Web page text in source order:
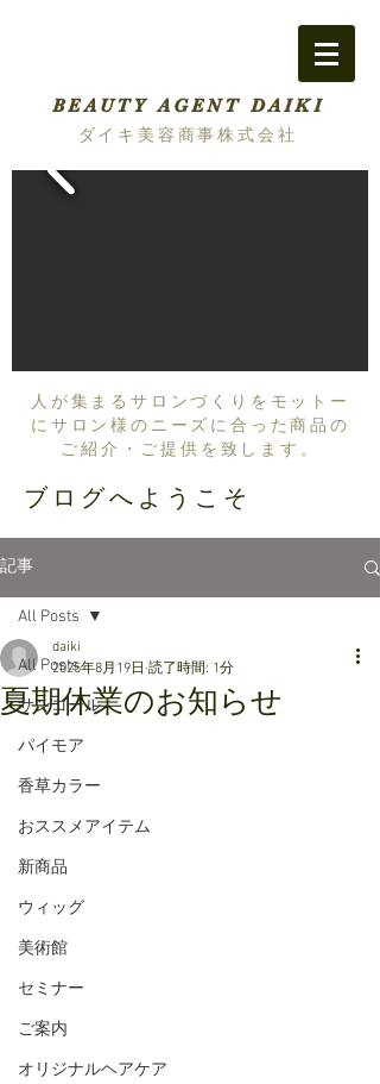
BEAUTY AGENT DAIKI
ダイキ美容商事株式会社
人が集まるサロンづくりをモットー
にサロン様のニーズに合った商品の
ご紹介・ご提供を致します。
ブログへようこそ
記事
All Posts
サンコール
パイモア
香草カラー
おススメアイテム
新商品
ウィッグ
美術館
セミナー
ご案内
オリジナルヘアケア
All Posts
夏期休業のお知らせ
daiki
2025年8月19日 読了時間: 1分